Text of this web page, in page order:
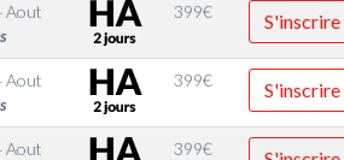
Aout
399€ S'inscrire
Aout
399€ S'inscrire
Aout
399€